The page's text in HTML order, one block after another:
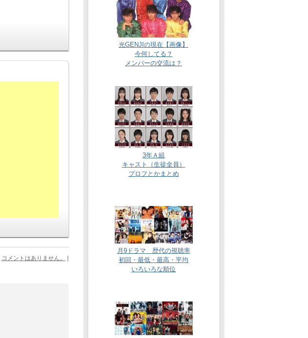
コメントはありません。 |
光GENJIの現在【画像】
今何してる？
メンバーの交流は？
3年Ａ組
キャスト（生徒全員）
プロフとかまとめ
月9ドラマ 歴代の視聴率
初回・最低・最高・平均
いろいろな順位